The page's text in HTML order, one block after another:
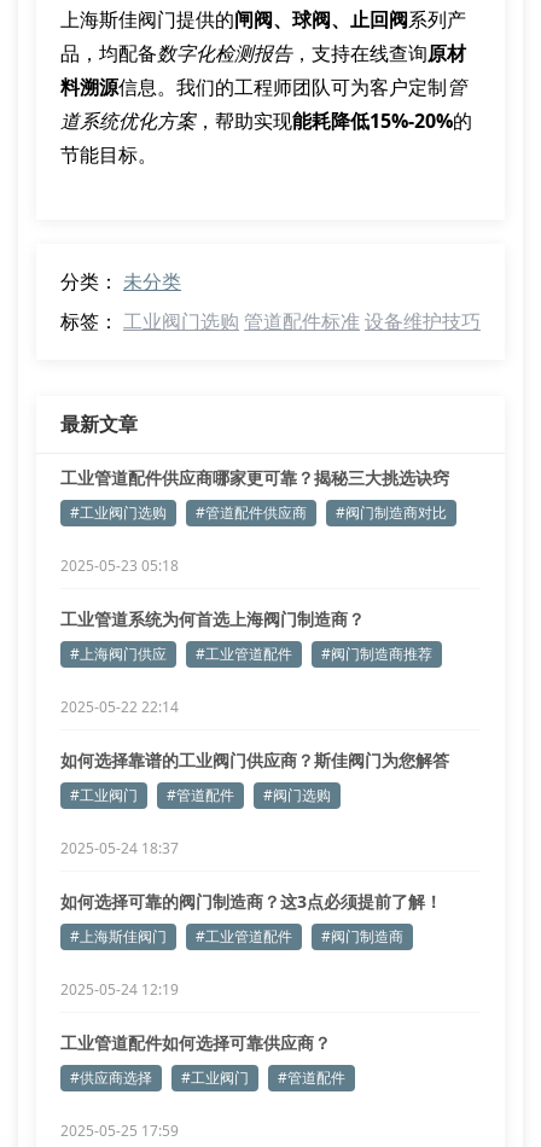
上海斯佳阀门提供的闸阀、球阀、止回阀系列产
品，均配备数字化检测报告，支持在线查询原材
料溯源信息。我们的工程师团队可为客户定制管
道系统优化方案，帮助实现能耗降低15%-20%的
节能目标。
分类： 未分类
标签： 工业阀门选购 管道配件标准设备维护技巧
最新文章
工业管道配件供应商哪家更可靠？揭秘三大挑选诀窍
#工业阀门选购 #管道配件供应商 #阀门制造商对比
2025-05-23 05:18
工业管道系统为何首选上海阀门制造商？
#上海阀门供应 #工业管道配件 #阀门制造商推荐
2025-05-22 22:14
如何选择靠谱的工业阀门供应商？斯佳阀门为您解答
#工业阀门 #管道配件 #阀门选购
2025-05-24 18:37
如何选择可靠的阀门制造商？这3点必须提前了解！
#上海斯佳阀门 #工业管道配件 #阀门制造商
2025-05-24 12:19
工业管道配件如何选择可靠供应商？
#供应商选择 #工业阀门 #管道配件
2025-05-25 17:59